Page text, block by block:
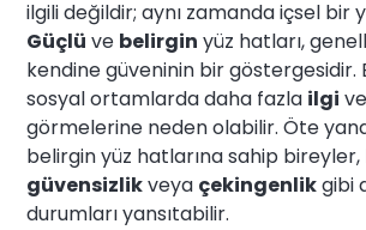
ilgili değildir; aynı zamanda içsel bir
Güçlü ve belirgin yüz hatları,
kendine güveninin bir göstergesidir.
sosyal ortamlarda daha fazla ilgi
görmelerine neden olabilir. Öte
belirgin yüz hatlarına sahip
güvensizlikveya çekingenlikgibi
durumları yansıtabilir.